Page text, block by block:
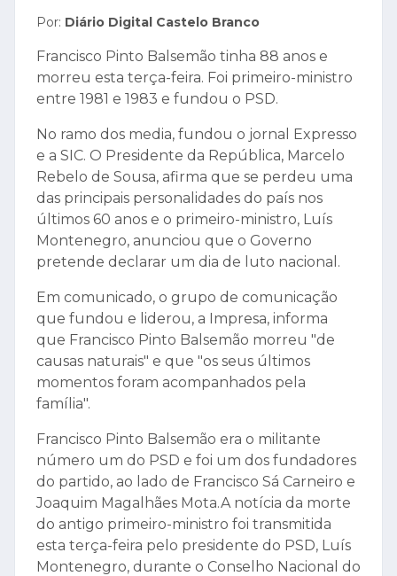
Por: Diário Digital Castelo Branco
Francisco Pinto Balsemão tinha 88 anos e
morreu esta terça-feira. Foi primeiro-ministro
entre 1981 e 1983 e fundou o PSD.
No ramo dos media, fundou o jornal Expresso
e a SIC. O Presidente da República, Marcelo
Rebelo de Sousa, afirma que se perdeu uma
das principais personalidades do país nos
últimos 60 anos e o primeiro-ministro, Luís
Montenegro, anunciou que o Governo
pretende declarar um dia de luto nacional.
Em comunicado, o grupo de comunicação
que fundou e liderou, a Impresa, informa
que Francisco Pinto Balsemão morreu "de
causas naturais" e que "os seus últimos
momentos foram acompanhados pela
família".
Francisco Pinto Balsemão era o militante
número um do PSD e foi um dos fundadores
do partido, ao lado de Francisco Sá Carneiro e
Joaquim Magalhães Mota.A notícia da morte
do antigo primeiro-ministro foi transmitida
esta terça-feira pelo presidente do PSD, Luís
Montenegro, durante o Conselho Nacional do